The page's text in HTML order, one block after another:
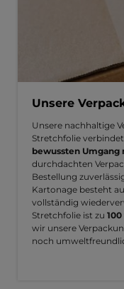
Unsere
Unsere nachhaltige
Stretchfolie
bewussten Umgang
durchdachten
Bestellung
Kartonage besteht
vollständig
Stretchfolie ist zu
wir unsere
noch